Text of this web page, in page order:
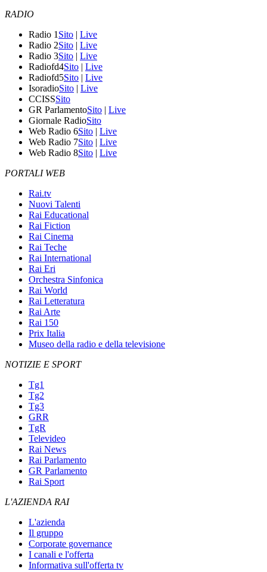
RADIO
Radio 1 Sito | Live
Radio 2Sito | Live
Radio 3Sito | Live
Radiofd4Sito | Live
Radiofd5Sito | Live
IsoradioSito | Live
CCISSSito
GR ParlamentoSito | Live
Giornale RadioSito
Web Radio 6Sito | Live
Web Radio 7Sito | Live
Web Radio 8Sito | Live
PORTALI WEB
Rai.tv
Nuovi Talenti
Rai Educational
Rai Fiction
Rai Cinema
Rai Teche
Rai International
Rai Eri
Orchestra Sinfonica
Rai World
Rai Letteratura
Rai Arte
Rai 150
Prix Italia
Museo della radio e della televisione
NOTIZIE E SPORT
Tg1
Tg2
Tg3
GRR
TgR
Televideo
Rai News
Rai Parlamento
GR Parlamento
Rai Sport
L'AZIENDA RAI
L'azienda
Il gruppo
Corporate governance
I canali e l'offerta
Informativa sull'offerta tv